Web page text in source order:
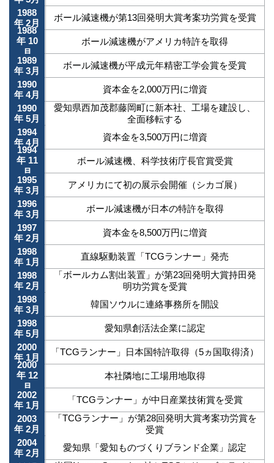
1988
年 2月
ボール減速機が第13回発明大賞考案功労賞を受賞
1988
年 10
月
ボール減速機がアメリカ特許を取得
1989
年 3月
ボール減速機が平成元年精密工学会賞を受賞
1990
年 4月
資本金を2,000万円に増資
1990
年 5月
愛知県西加茂郡藤岡町に新本社、工場を建設し、
全面移転する
1994
年 4月
資本金を3,500万円に増資
1994
年 11
月
ボール減速機、科学技術庁長官賞受賞
1995
年 3月
アメリカにて初の展示会開催（シカゴ展）
1996
年 3月
ボール減速機が日本の特許を取得
1997
年 2月
資本金を8,500万円に増資
1998
年 1月
直線駆動装置「TCGランナー」発売
1998
年 2月
「ボールカム割出装置」が第23回発明大賞持田発
明功労賞を受賞
1998
年 3月
韓国ソウルに連絡事務所を開設
1998
年 5月
愛知県創活法企業に認定
2000
年 1月
「TCGランナー」日本国特許取得（5ヵ国取得済）
2000
年 12
月
本社隣地に工場用地取得
2002
年 1月
「TCGランナー」が中日産業技術賞を受賞
2003
年 2月
「TCGランナー」が第28回発明大賞考案功労賞を
受賞
2004
年 2月
愛知県「愛知ものづくりブランド企業」認定